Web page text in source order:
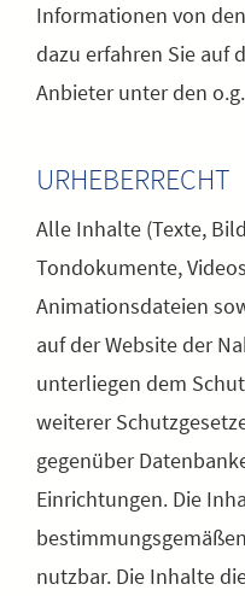
Informationen von
dazu erfahren Sie auf
Anbieter unter den
URHEBERRECHT
Alle Inhalte (Texte,
Tondokumente,
Animationsdateien
auf der Website der
unterliegen dem
weiterer
gegenüber
Einrichtungen. Die
nutzbar. Die Inhalte